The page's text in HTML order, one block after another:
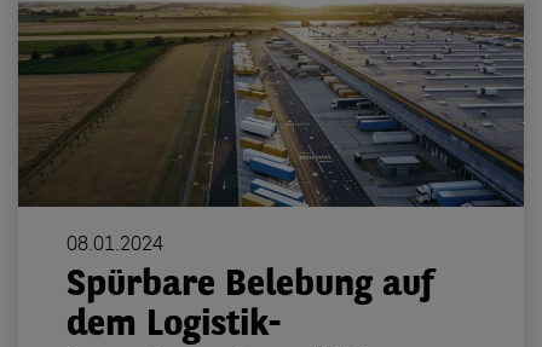
08.01.2024
Spürbare Belebung auf
dem Logistik-